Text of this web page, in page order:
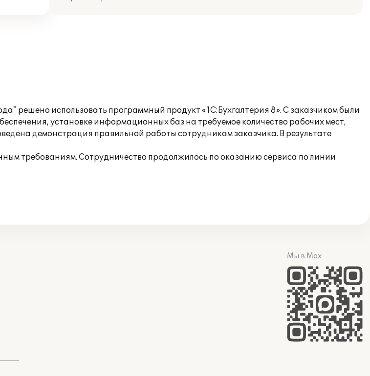
решено использовать программный продукт «1С:Бухгалтерия 8». С заказчиком были
установке информационных баз на требуемое количество рабочих мест,
демонстрация правильной работы сотрудникам заказчика. В результате
требованиям. Сотрудничество продолжилось по оказанию сервиса по линии
Мы в Max